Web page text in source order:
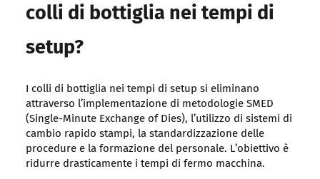
colli di bottiglia nei tempi di
setup?
I colli di bottiglia nei tempi di setup si eliminano
attraverso l’implementazione di metodologie SMED
(Single-Minute Exchange of Dies), l’utilizzo di sistemi di
cambio rapido stampi, la standardizzazione delle
procedure e la formazione del personale. L’obiettivo è
ridurre drasticamente i tempi di fermo macchina.